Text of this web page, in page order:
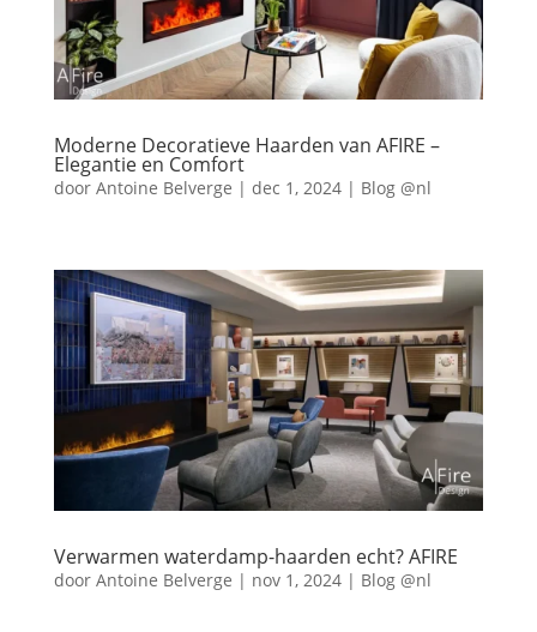
Moderne Decoratieve Haarden van AFIRE –
Elegantie en Comfort
door Antoine Belverge | dec 1, 2024| Blog @nl
Verwarmen waterdamp-haarden echt? AFIRE
door Antoine Belverge | nov 1, 2024| Blog @nl